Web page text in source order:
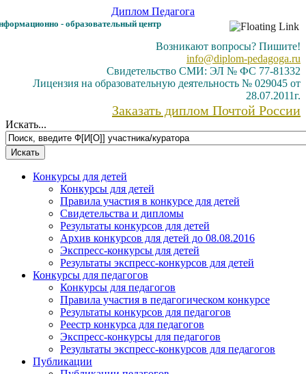
Диплом Педагога
- образовательный центр
Возникают вопросы? Пишите!
info@diplom-pedagoga.ru
Свидетельство СМИ: ЭЛ № ФС 77-81332
Лицензия на образовательную деятельность № 029045 от
28.07.2011г.
Заказать диплом Почтой России
Искать...
Конкурсы для детей
Конкурсы для детей
Правила участия в конкурсе для детей
Свидетельства и дипломы
Результаты конкурсов для детей
Архив конкурсов для детей до 08.08.2016
Экспресс-конкурсы для детей
Результаты экспресс-конкурсов для детей
Конкурсы для педагогов
Конкурсы для педагогов
Правила участия в педагогическом конкурсе
Результаты конкурсов для педагогов
Реестр конкурса для педагогов
Экспресс-конкурсы для педагогов
Результаты экспресс-конкурсов для педагогов
Публикации